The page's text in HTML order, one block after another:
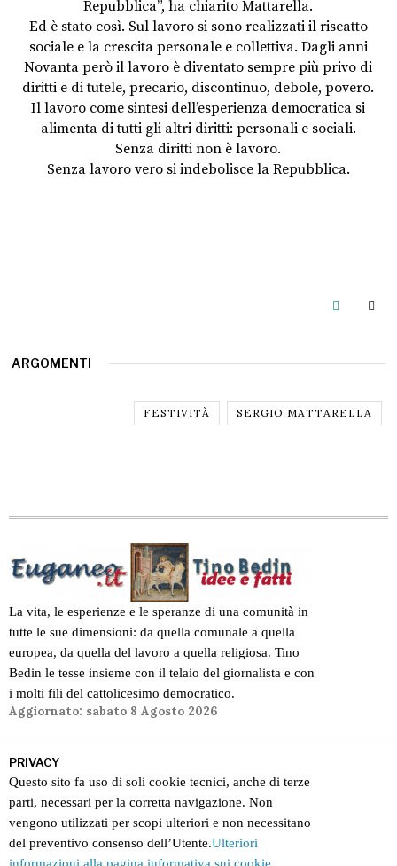
Repubblica”, ha chiarito Mattarella.
Ed è stato così. Sul lavoro si sono realizzati il riscatto
sociale e la crescita personale e collettiva. Dagli anni
Novanta però il lavoro è diventato sempre più privo di
diritti e di tutele, precario, discontinuo, debole, povero.
Il lavoro come sintesi dell’esperienza democratica si
alimenta di tutti gli altri diritti: personali e sociali.
Senza diritti non è lavoro.
Senza lavoro vero si indebolisce la Repubblica.
ARGOMENTI
FESTIVITÀ SERGIO MATTARELLA
La vita, le esperienze e le speranze di una comunità in
tutte le sue dimensioni: da quella comunale a quella
europea, da quella del lavoro a quella religiosa. Tino
Bedin le tesse insieme con il telaio del giornalista e con
i molti fili del cattolicesimo democratico.
Aggiornato: sabato 8 Agosto 2026
PRIVACY
Questo sito fa uso di soli cookie tecnici, anche di terze
parti, necessari per la corretta navigazione. Non
vengono utilizzati per scopi ulteriori e non necessitano
del preventivo consenso dell’Utente.Ulteriori
informazioni alla pagina informativa sui cookie